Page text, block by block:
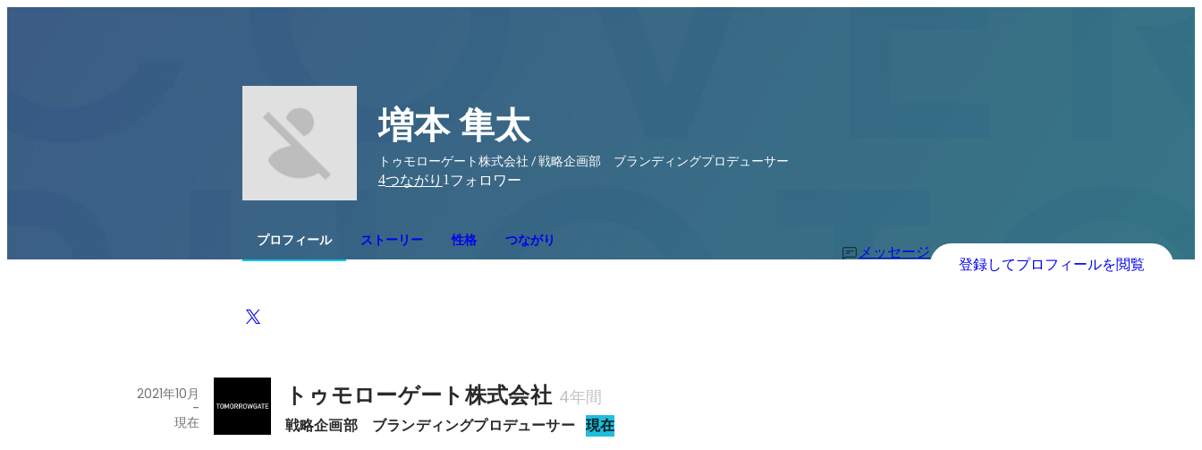
増本 隼太
トゥモローゲート株式会社 / 戦略企画部 ブランディングプロデューサー
4つながり 1 フォロワー
プロフィール ストーリー 性格 つながり
メッセージ
登録してプロフィールを閲覧
トゥモローゲート株式会社 4年間
戦略企画部　ブランディングプロデューサー 現在
2021年10月
-
現在